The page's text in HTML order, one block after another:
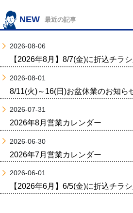
NEW 最近の記事
2026-08-06
【2026年8月】8/7(金)に折込チラ
2026-08-01
8/11(火)～16(日)お盆休業のお知ら
2026-07-31
2026年8月営業カレンダー
2026-06-30
2026年7月営業カレンダー
2026-06-01
【2026年6月】6/5(金)に折込チラ